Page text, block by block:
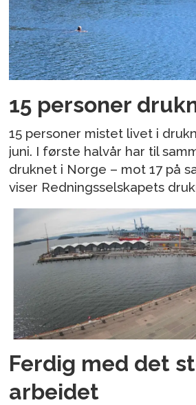
15 personer
15 personer mistet livet i
juni. I første halvår har til
druknet i Norge – mot 17 på
viser Redningsselskapets
Ferdig med det
arbeidet